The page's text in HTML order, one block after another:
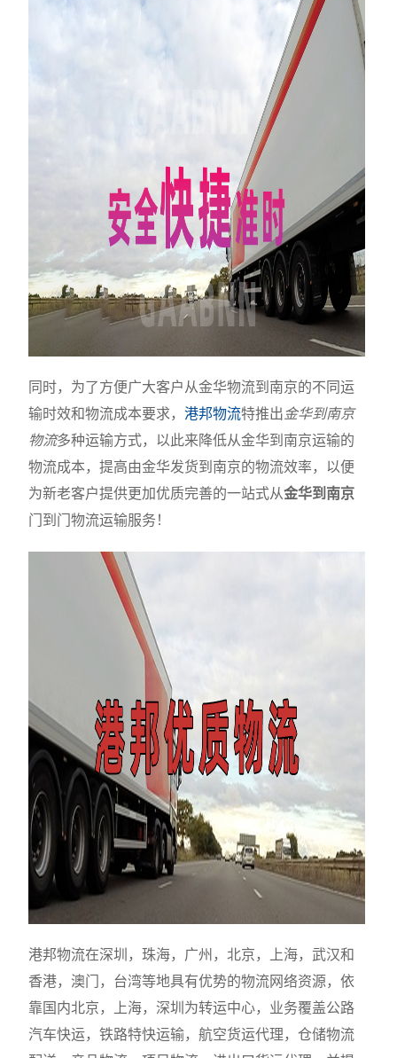
同时，为了方便广大客户从金华物流到南京的不同运
输时效和物流成本要求，港邦物流特推出 金华到南京
物流多种运输方式，以此来降低从金华到南京运输的
物流成本，提高由金华发货到南京的物流效率，以便
为新老客户提供更加优质完善的一站式从金华到南京
门到门物流运输服务！
港邦物流在深圳，珠海，广州，北京，上海，武汉和
香港，澳门，台湾等地具有优势的物流网络资源，依
靠国内北京，上海，深圳为转运中心，业务覆盖公路
汽车快运，铁路特快运输，航空货运代理，仓储物流